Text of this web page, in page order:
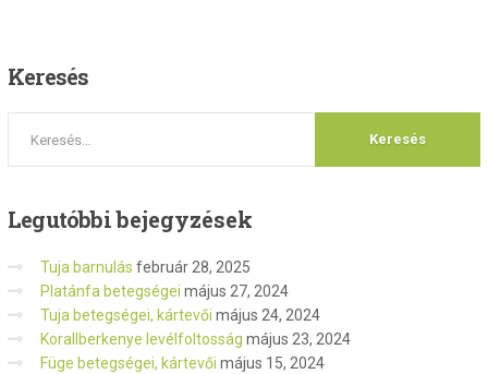
Keresés
Legutóbbibejegyzések
Tuja barnulás február 28, 2025
Platánfa betegségei május 27, 2024
Tuja betegségei, kártevői május 24, 2024
Korallberkenye levélfoltosság május 23, 2024
Füge betegségei, kártevői május 15, 2024